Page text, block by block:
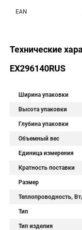
EAN
Технические
EX296140RUS
Ширина упаковки
Высота упаковки
Глубина упаковки
Объемный вес
Единица измерения
Кратность поставки
Размер
Теплопроводность,
Тип
Тип изделия